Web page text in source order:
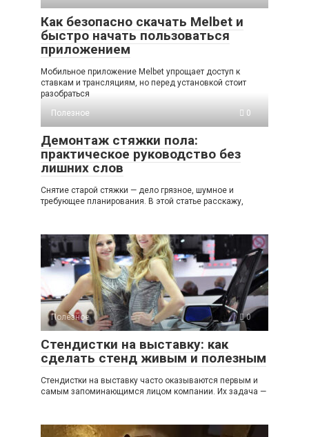
Как безопасно скачать Melbet и
быстро начать пользоваться
приложением
Мобильное приложение Melbet упрощает доступ к
ставкам и трансляциям, но перед установкой стоит
разобраться
Полезное
0
Демонтаж стяжки пола:
практическое руководство без
лишних слов
Снятие старой стяжки — дело грязное, шумное и
требующее планирования. В этой статье расскажу,
Полезное 0
Стендистки на выставку: как
сделать стенд живым и полезным
Стендистки на выставку часто оказываются первым и
самым запоминающимся лицом компании. Их задача —